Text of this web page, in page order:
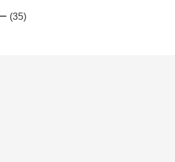
(35)